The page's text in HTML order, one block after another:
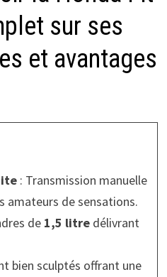
sur ses
et avantages
: Transmission manuelle
amateurs de sensations.
de 1,5 litredélivrant
bien sculptés offrant une